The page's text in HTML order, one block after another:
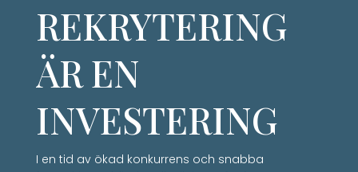
REKRYTERING
ÄR EN
INVESTERING
I en tid av ökad konkurrens och snabba